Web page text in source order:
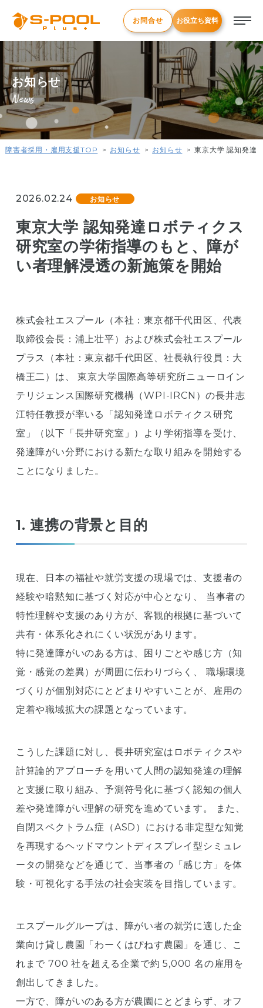
お問合せ お役立ち資料
お知らせ
News
障害者採用・雇用支援TOP お知らせ お知らせ 東京大学 認知発達
2026.02.24 お知らせ
東京大学 認知発達ロボティクス
研究室の学術指導のもと、障が
い者理解浸透の新施策を開始
株式会社エスプール（本社：東京都千代田区、代表
取締役会長：浦上壮平）および株式会社エスプール
プラス（本社：東京都千代田区、社長執行役員：大
橋王二）は、 東京大学国際高等研究所ニューロイン
テリジェンス国際研究機構（WPI-IRCN）の長井志
江特任教授が率いる「認知発達ロボティクス研究
室」（以下「長井研究室」）より学術指導を受け、
発達障がい分野における新たな取り組みを開始する
ことになりました。
1. 連携の背景と目的
現在、日本の福祉や就労支援の現場では、支援者の
経験や暗黙知に基づく対応が中心となり、 当事者の
特性理解や支援のあり方が、客観的根拠に基づいて
共有・体系化されにくい状況があります。
特に発達障がいのある方は、困りごとや感じ方（知
覚・感覚の差異）が周囲に伝わりづらく、 職場環境
づくりが個別対応にとどまりやすいことが、雇用の
定着や職域拡大の課題となっています。
こうした課題に対し、長井研究室はロボティクスや
計算論的アプローチを用いて人間の認知発達の理解
と支援に取り組み、予測符号化に基づく認知の個人
差や発達障がい理解の研究を進めています。 また、
自閉スペクトラム症（ASD）における非定型な知覚
を再現するヘッドマウントディスプレイ型シミュレ
ータの開発などを通じて、当事者の「感じ方」を体
験・可視化する手法の社会実装を目指しています。
エスプールグループは、障がい者の就労に適した企
業向け貸し農園「わーくはぴねす農園」を通じ、こ
れまで 700 社を超える企業で約 5,000 名の雇用を
創出してきました。
一方で、障がいのある方が農園にとどまらず、オフ